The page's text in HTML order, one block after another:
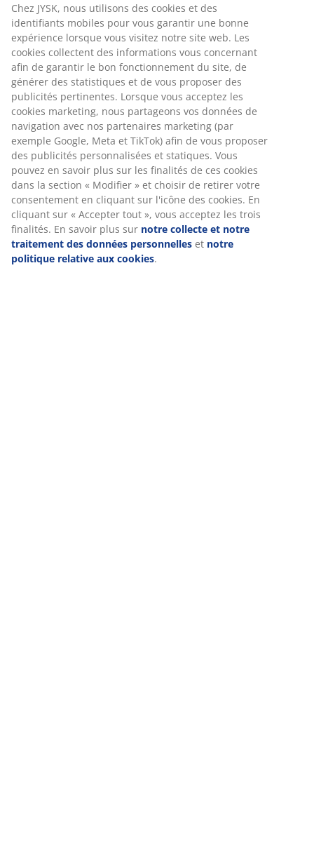
Chez JYSK, nous utilisons des cookies et des
identifiants mobiles pour vous garantir une bonne
expérience lorsque vous visitez notre site web. Les
cookies collectent des informations vous concernant
afin de garantir le bon fonctionnement du site, de
générer des statistiques et de vous proposer des
publicités pertinentes. Lorsque vous acceptez les
cookies marketing, nous partageons vos données de
navigation avec nos partenaires marketing (par
exemple Google, Meta et TikTok) afin de vous proposer
des publicités personnalisées et statiques. Vous
pouvez en savoir plus sur les finalités de ces cookies
dans la section « Modifier » et choisir de retirer votre
consentement en cliquant sur l'icône des cookies. En
cliquant sur « Accepter tout », vous acceptez les trois
finalités. En savoir plus sur notre collecte et notre
traitement des données personnelles et notre
politique relative aux cookies.